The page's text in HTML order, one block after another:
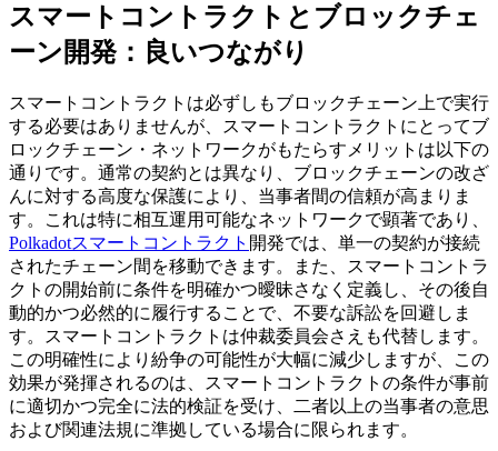
スマートコントラクトとブロックチェ
ーン開発：良いつながり
スマートコントラクトは必ずしもブロックチェーン上で実行
する必要はありませんが、スマートコントラクトにとってブ
ロックチェーン・ネットワークがもたらすメリットは以下の
通りです。通常の契約とは異なり、ブロックチェーンの改ざ
んに対する高度な保護により、当事者間の信頼が高まりま
す。これは特に相互運用可能なネットワークで顕著であり、
Polkadotスマートコントラクト 開発では、単一の契約が接続
されたチェーン間を移動できます。また、スマートコントラ
クトの開始前に条件を明確かつ曖昧さなく定義し、その後自
動的かつ必然的に履行することで、不要な訴訟を回避しま
す。スマートコントラクトは仲裁委員会さえも代替します。
この明確性により紛争の可能性が大幅に減少しますが、この
効果が発揮されるのは、スマートコントラクトの条件が事前
に適切かつ完全に法的検証を受け、二者以上の当事者の意思
および関連法規に準拠している場合に限られます。